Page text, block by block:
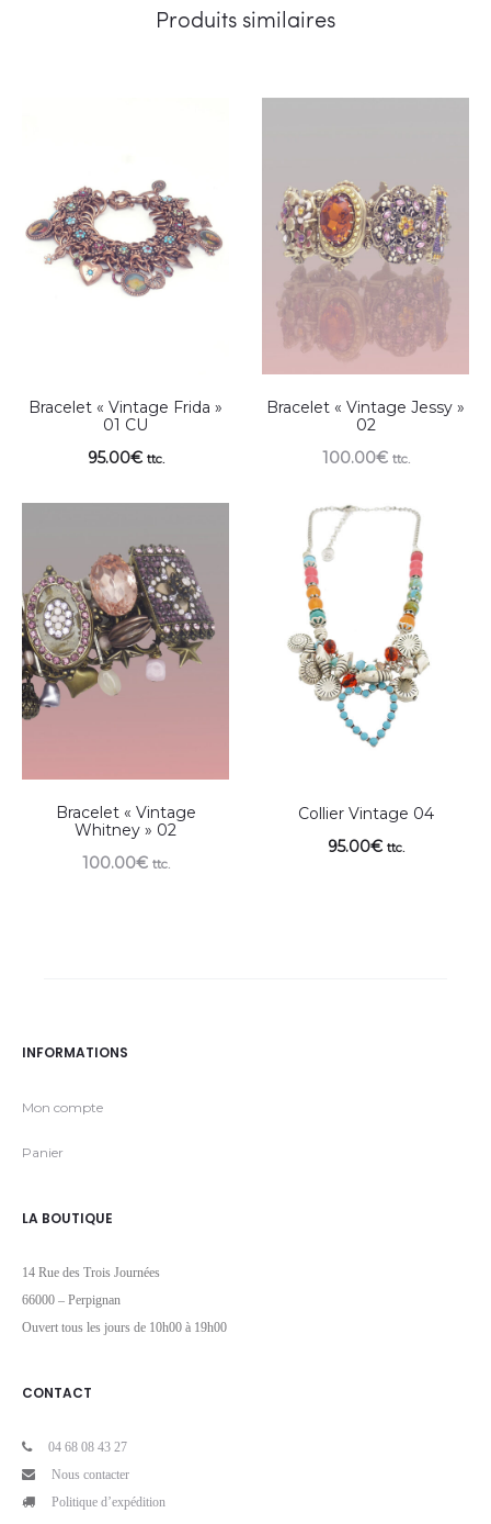
Produits similaires
Bracelet « Vintage Frida »
01 CU
95.00€ ttc.
Bracelet « Vintage Jessy »
02
100.00€ ttc.
Bracelet « Vintage
Whitney » 02
100.00€ ttc.
Collier Vintage 04
95.00€ ttc.
INFORMATIONS
Mon compte
Panier
LA BOUTIQUE
14 Rue des Trois Journées
66000 – Perpignan
Ouvert tous les jours de 10h00 à 19h00
CONTACT
04 68 08 43 27
Nous contacter
Politique d’expédition